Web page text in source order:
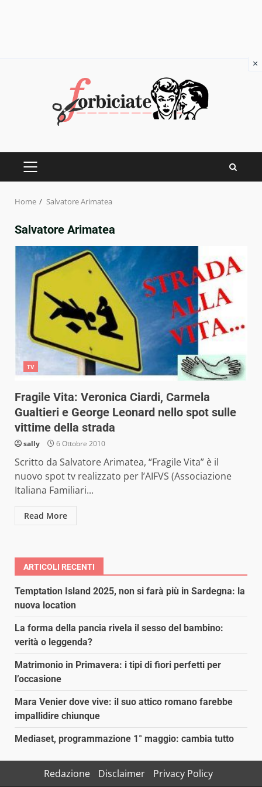
PRIMARY
Home Salvatore Arimatea
Salvatore Arimatea
TV
Fragile Vita: Veronica Ciardi, Carmela
Gualtieri e George Leonard nello spot sulle
vittime della strada
sally 6 Ottobre 2010
Scritto da Salvatore Arimatea, “Fragile Vita” è il
nuovo spot tv realizzato per l’AIFVS (Associazione
Italiana Familiari...
Read More
ARTICOLI RECENTI
Temptation Island 2025, non si farà più in Sardegna: la
nuova location
La forma della pancia rivela il sesso del bambino:
verità o leggenda?
Matrimonio in Primavera: i tipi di fiori perfetti per
l’occasione
Mara Venier dove vive: il suo attico romano farebbe
impallidire chiunque
Mediaset, programmazione 1° maggio: cambia tutto
Redazione Disclaimer Privacy Policy
×